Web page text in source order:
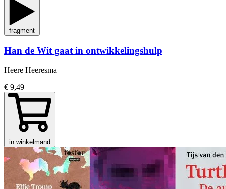
fragment
Han de Wit gaat in ontwikkelingshulp
Heere Heeresma
€ 9,49
in winkelmand